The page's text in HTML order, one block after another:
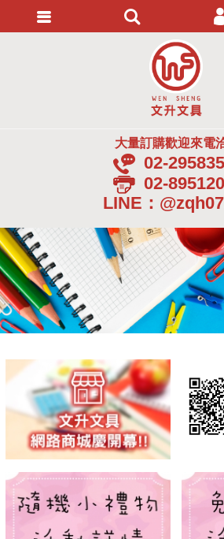
大量訂購歡迎來電
02-
02-
LINE：
會員登入
忘記密碼
加入會員